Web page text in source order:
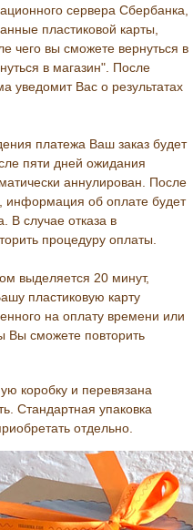
сервера Сбербанка,
пластиковой карты,
чего вы сможете вернуться в
в магазин". После
уведомит Вас о результатах
платежа Ваш заказ будет
пяти дней ожидания
аннулирован. После
информация об оплате будет
В случае отказа в
процедуру оплаты.
выделяется 20 минут,
пластиковую карту
на оплату времени или
Вы сможете повторить
коробку и перевязана
Стандартная упаковка
отдельно.